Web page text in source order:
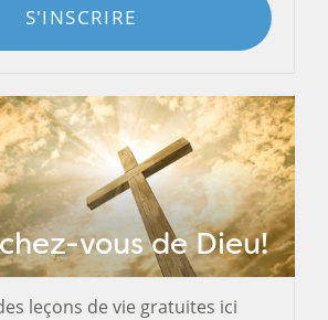
S'INSCRIRE
vous de Dieu!
leçons de vie gratuites ici